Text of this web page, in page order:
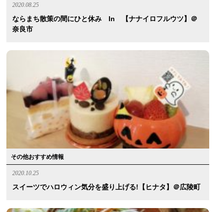
2020.08.25
ならまち散策の間にひと休み In 【ナナイロフルウツ】＠
奈良市
その他おすすめ情報
2020.10.25
スイーツでハロウィン気分を盛り上げる!【ヒナタ】＠広陵町